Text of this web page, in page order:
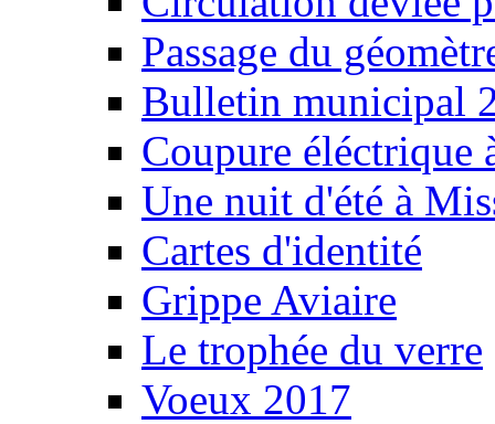
Passage du
Bulletin municipal
Coupure éléctrique
Une nuit d'été à
Cartes d'identité
Grippe Aviaire
Le trophée du verre
Voeux 2017